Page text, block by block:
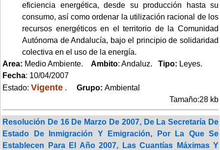
eficiencia energética, desde su producción hasta su
consumo, así como ordenar la utilización racional de los
recursos energéticos en el territorio de la Comunidad
Autónoma de Andalucía, bajo el principio de solidaridad
colectiva en el uso de la energía.
Area: Medio Ambiente. Ambito: Andaluz. Tipo: Leyes.
Fecha: 10/04/2007
Estado: Vigente . Grupo: Ambiental
Tamaño:28 kb
Resolución De 16 De Marzo De 2007, De La Secretaría De
Estado De Inmigración Y Emigración, Por La Que Se
Establecen Para El Año 2007, Las Cuantías Máximas Y